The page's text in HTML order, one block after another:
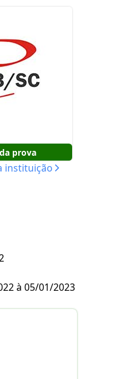
prova
instituição
à 05/01/2023